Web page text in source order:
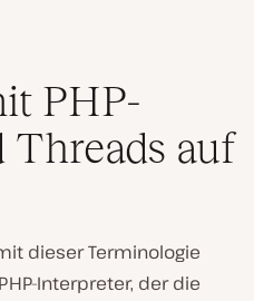
PHP-
auf
dieser Terminologie
Interpreter, der die